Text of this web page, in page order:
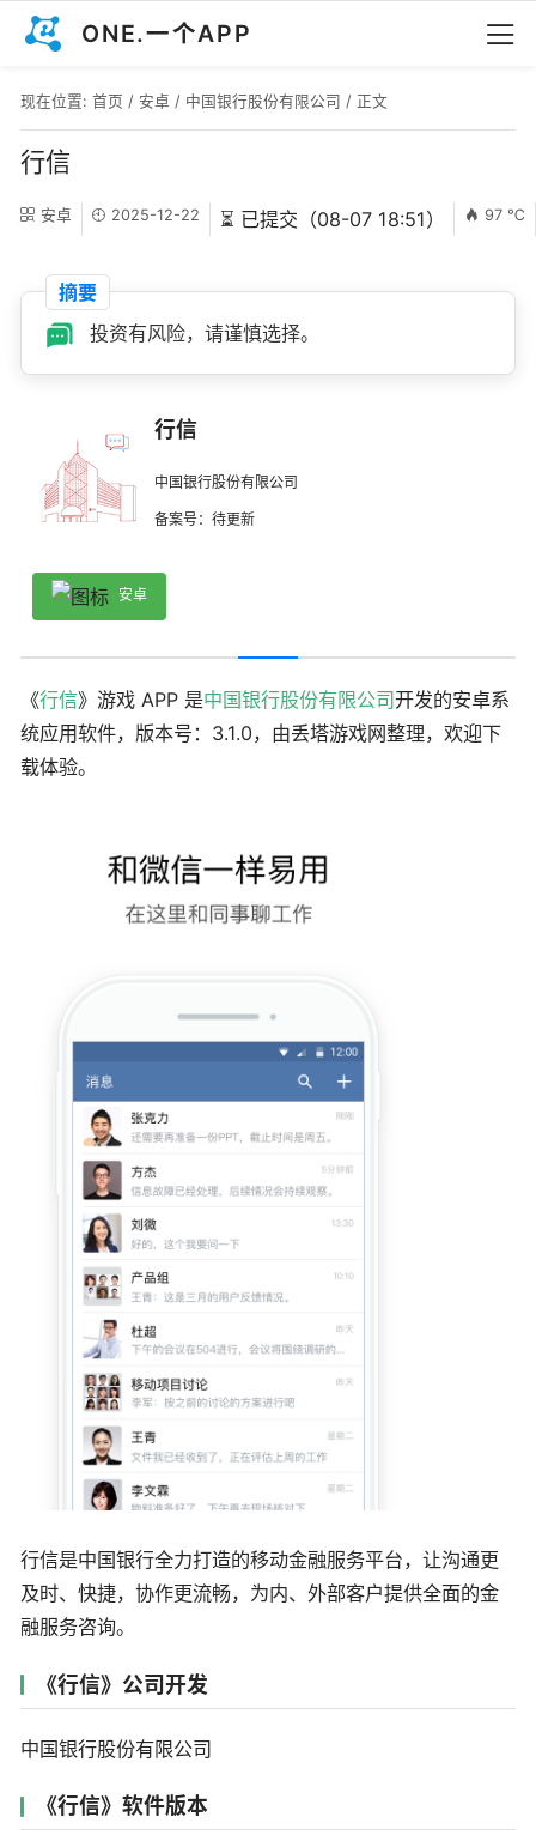
ONE.一个APP
现在位置: 首页 / 安卓 / 中国银行股份有限公司 / 正文
行信
安卓 2025-12-22 ⏳ 已提交（08-07 18:51） 97 ℃
摘要
投资有风险，请谨慎选择。
行信
中国银行股份有限公司
备案号：待更新
安卓
《行信》游戏 APP 是中国银行股份有限公司开发的安卓系
统应用软件，版本号：3.1.0，由丢塔游戏网整理，欢迎下
载体验。
行信是中国银行全力打造的移动金融服务平台，让沟通更
及时、快捷，协作更流畅，为内、外部客户提供全面的金
融服务咨询。
《行信》公司开发
中国银行股份有限公司
《行信》软件版本